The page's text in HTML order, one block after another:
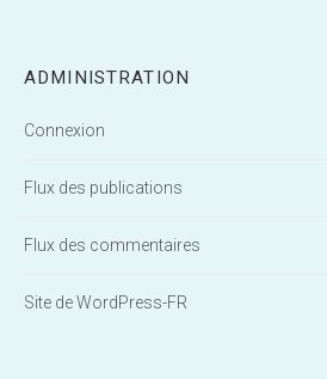
ADMINISTRATION
Connexion
Flux des publications
Flux des commentaires
Site de WordPress-FR